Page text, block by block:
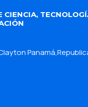
CIENCIA,